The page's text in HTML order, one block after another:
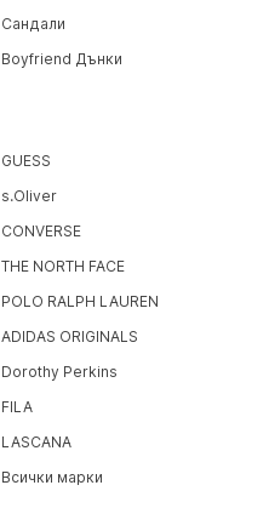
Сандали
Boyfriend Дънки
GUESS
s.Oliver
CONVERSE
THE NORTH FACE
POLO RALPH LAUREN
ADIDAS ORIGINALS
Dorothy Perkins
FILA
LASCANA
Всички марки